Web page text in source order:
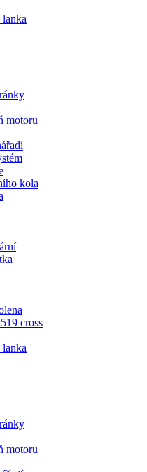
motoru
kola
cross
motoru